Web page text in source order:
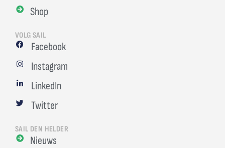
Shop
VOLG SAIL
Facebook
Instagram
LinkedIn
Twitter
SAIL DEN HELDER
Nieuws